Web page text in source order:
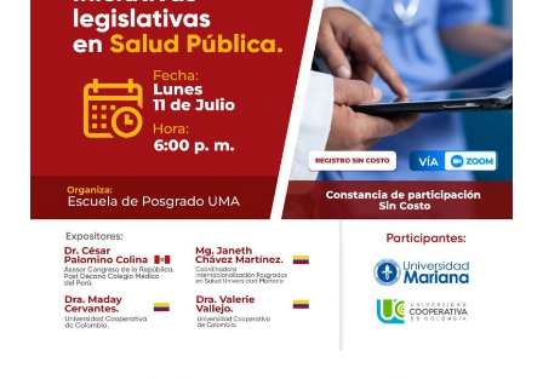
salud
pública